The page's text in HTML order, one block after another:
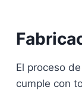
El proceso
cumple con